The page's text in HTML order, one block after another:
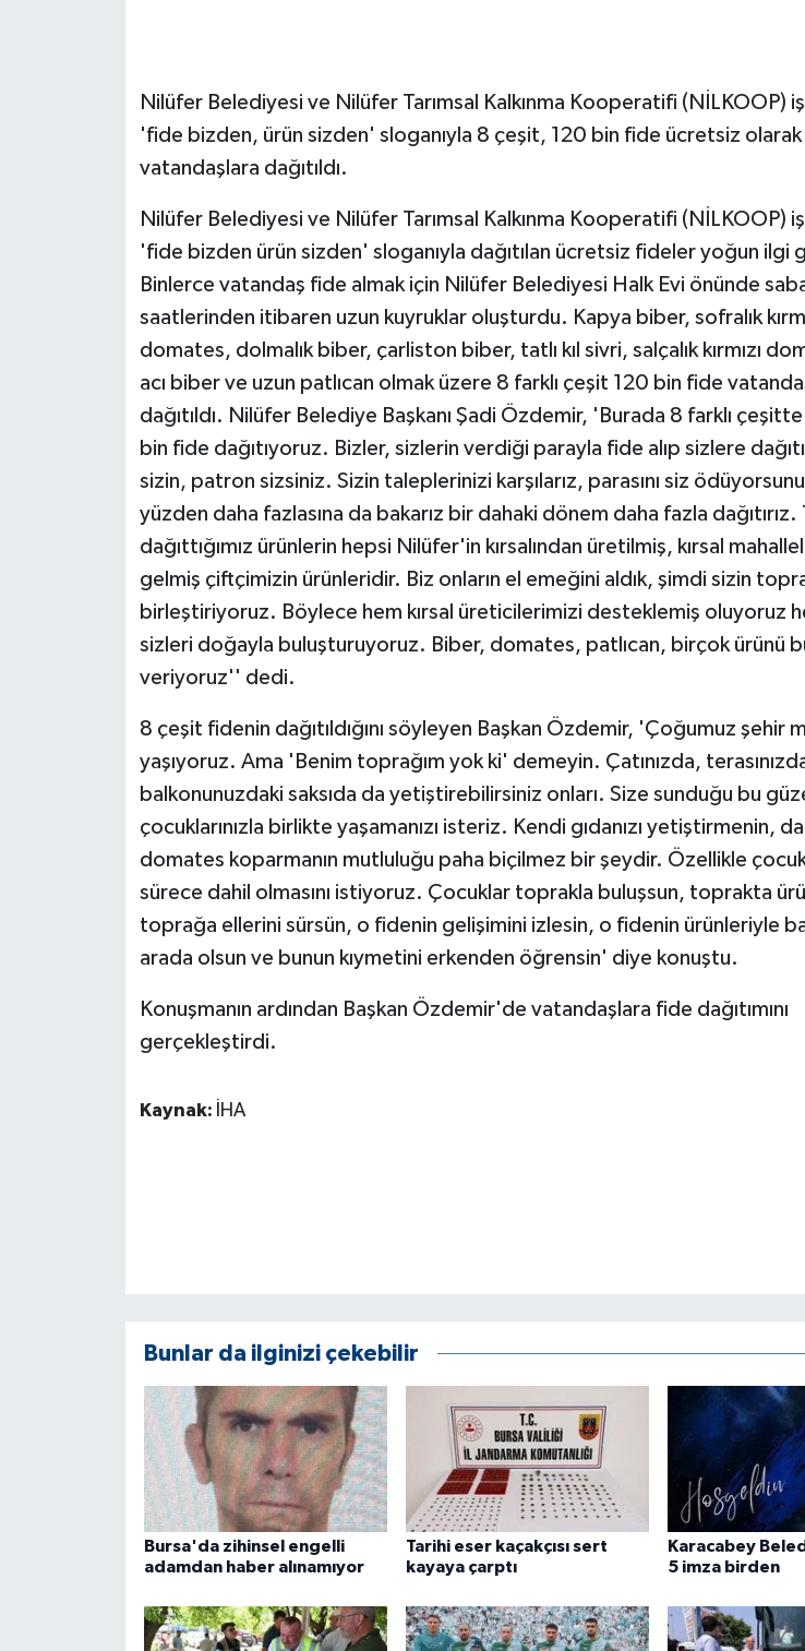
Nilüfer Belediyesi ve Nilüfer Tarımsal Kalkınma Kooperatifi (NİLKOOP)
'fide bizden, ürün sizden' sloganıyla 8 çeşit, 120 bin fide ücretsiz olarak
vatandaşlara dağıtıldı.
Nilüfer Belediyesi ve Nilüfer Tarımsal Kalkınma Kooperatifi (NİLKOOP)
'fide bizden ürün sizden' sloganıyla dağıtılan ücretsiz fideler yoğun ilgi
Binlerce vatandaş fide almak için Nilüfer Belediyesi Halk Evi önünde
saatlerinden itibaren uzun kuyruklar oluşturdu. Kapya biber, sofralık
domates, dolmalık biber, çarliston biber, tatlı kıl sivri, salçalık kırmızı
acı biber ve uzun patlıcan olmak üzere 8 farklı çeşit 120 bin fide
dağıtıldı. Nilüfer Belediye Başkanı Şadi Özdemir, 'Burada 8 farklı
bin fide dağıtıyoruz. Bizler, sizlerin verdiği parayla fide alıp sizlere
sizin, patron sizsiniz. Sizin taleplerinizi karşılarız, parasını siz
yüzden daha fazlasına da bakarız bir dahaki dönem daha fazla
dağıttığımız ürünlerin hepsi Nilüfer'in kırsalından üretilmiş, kırsal
gelmiş çiftçimizin ürünleridir. Biz onların el emeğini aldık, şimdi sizin
birleştiriyoruz. Böylece hem kırsal üreticilerimizi desteklemiş oluyoruz
sizleri doğayla buluşturuyoruz. Biber, domates, patlıcan, birçok ürünü
veriyoruz'' dedi.
8 çeşit fidenin dağıtıldığını söyleyen Başkan Özdemir, 'Çoğumuz şehir
yaşıyoruz. Ama 'Benim toprağım yok ki' demeyin. Çatınızda,
balkonunuzdaki saksıda da yetiştirebilirsiniz onları. Size sunduğu bu
çocuklarınızla birlikte yaşamanızı isteriz. Kendi gıdanızı yetiştirmenin,
domates koparmanın mutluluğu paha biçilmez bir şeydir. Özellikle
sürece dahil olmasını istiyoruz. Çocuklar toprakla buluşsun, toprakta
toprağa ellerini sürsün, o fidenin gelişimini izlesin, o fidenin ürünleriyle
arada olsun ve bunun kıymetini erkenden öğrensin' diye konuştu.
Konuşmanın ardından Başkan Özdemir'de vatandaşlara fide dağıtımını
gerçekleştirdi.
Kaynak: İHA
Bunlar da ilginizi çekebilir
Bursa'da zihinsel engelli
adamdan haber alınamıyor
Tarihi eser kaçakçısı sert
kayaya çarptı
Karacabey
5 imza birden
GÜNDEM
HABERDE İNSAN
İş Dünyası
Jandarma
KÜLTÜR SANAT
MAGAZİN
Otomobil
SPOR HABERLERİ
TEKNOLOJİ
ÜLKE GÜNDEMİ